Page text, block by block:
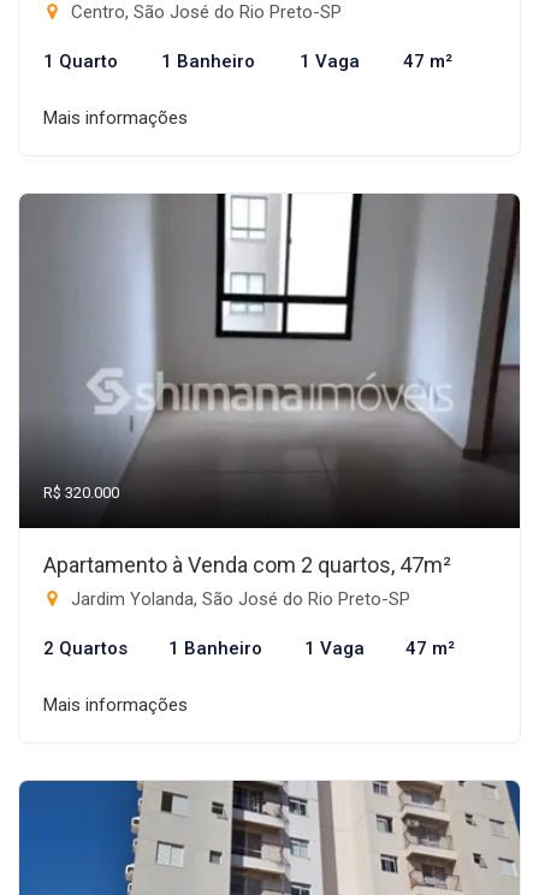
Centro, São José do Rio Preto-SP
1 Quarto 1 Banheiro 1 Vaga 47 m²
Mais informações
R$ 320.000
Apartamento à Venda com 2 quartos, 47m²
Jardim Yolanda, São José do Rio Preto-SP
2 Quartos 1 Banheiro 1 Vaga 47 m²
Mais informações